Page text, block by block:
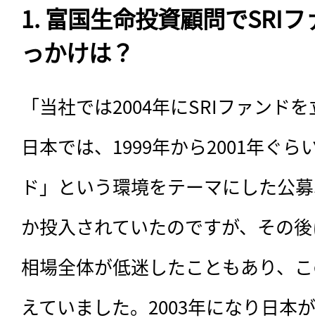
1. 富国生命投資顧問でSRI
っかけは？
「当社では2004年にSRIファンド
日本では、1999年から2001年ぐら
ド」という環境をテーマにした公
か投入されていたのですが、その
相場全体が低迷したこともあり、
えていました。2003年になり日本